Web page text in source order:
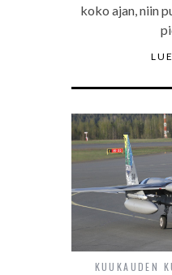
koko ajan, niin
KUUKAUDEN